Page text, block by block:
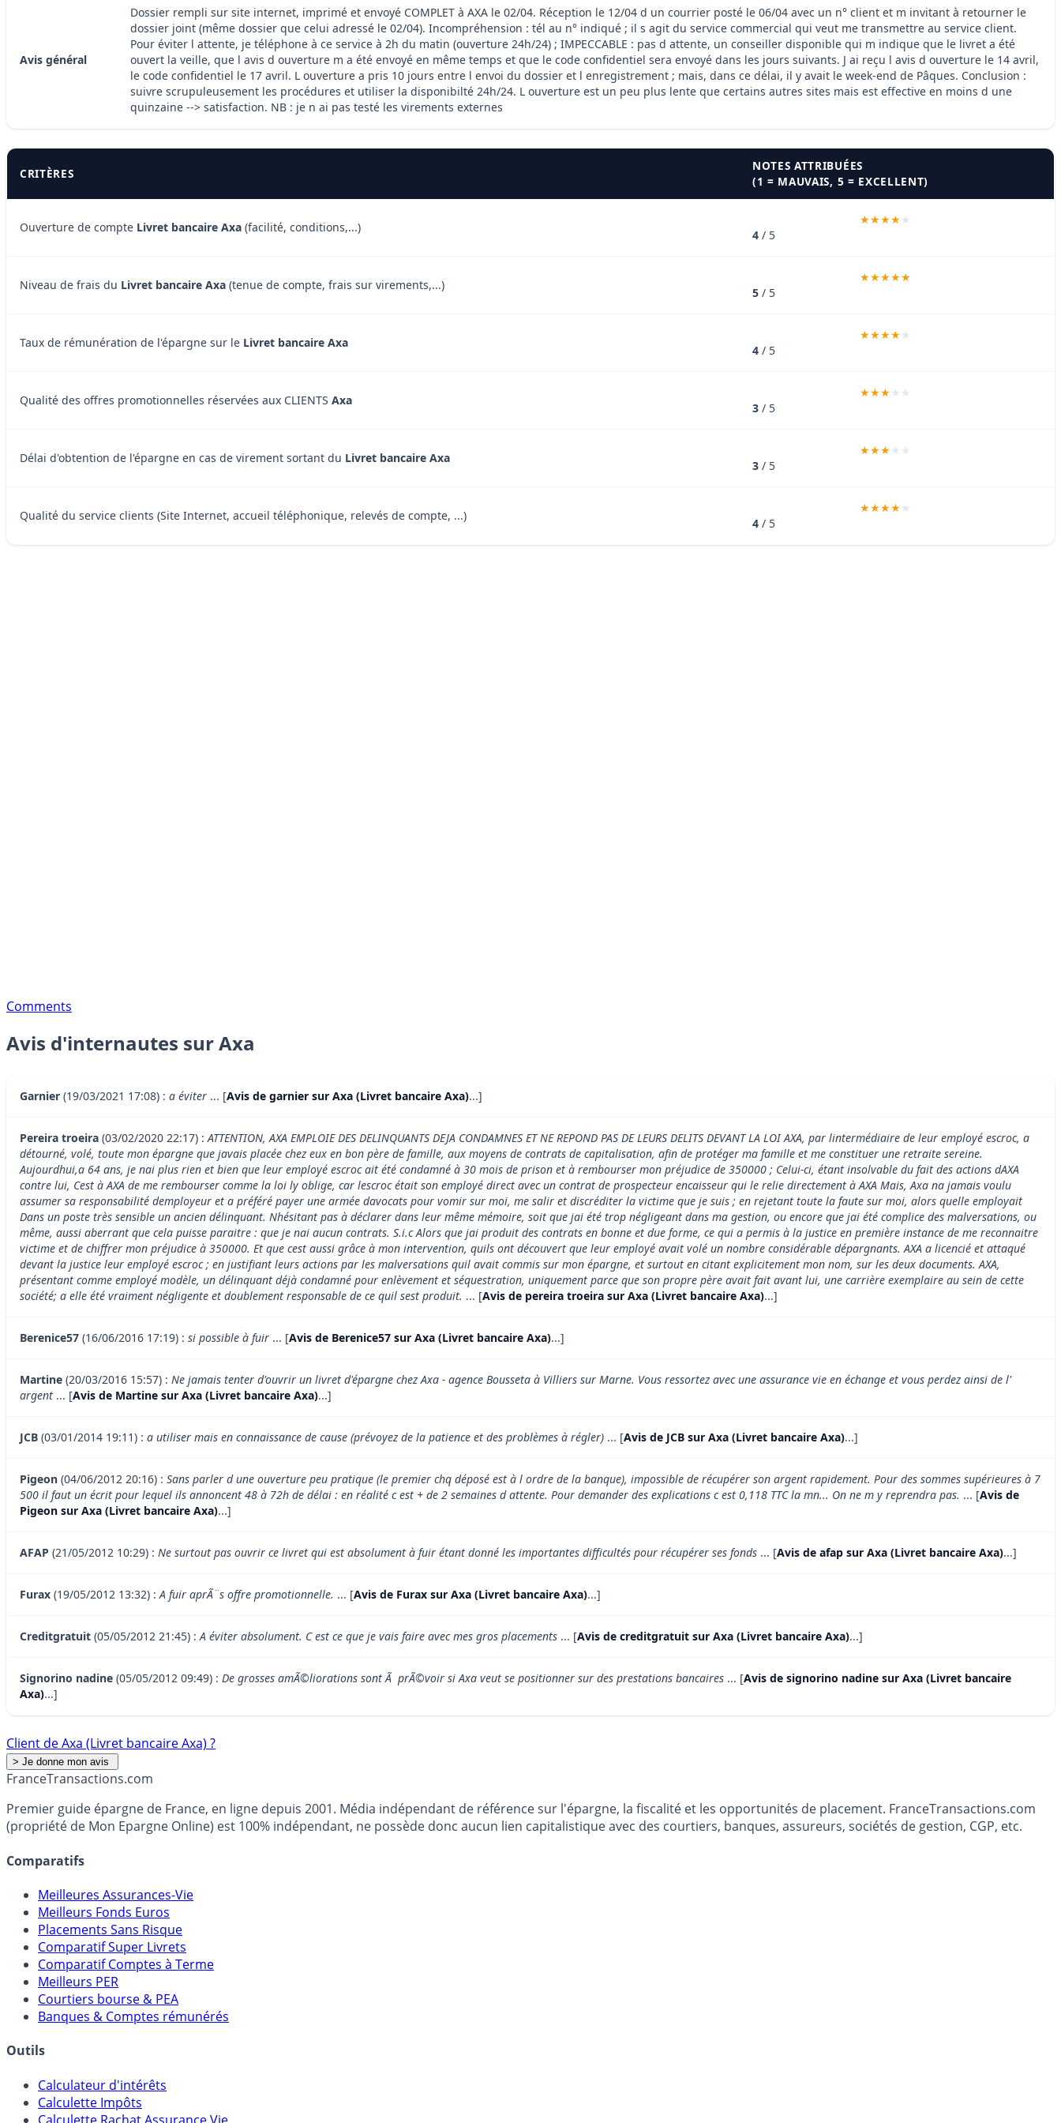
Avis général
Dossier rempli sur site internet, imprimé et envoyé COMPLET à AXA le 02/04. Réception le 12/04 d un courrier posté le 06/04 avec un n° client et m invitant à retourner le
dossier joint (même dossier que celui adressé le 02/04). Incompréhension : tél au n° indiqué ; il s agit du service commercial qui veut me transmettre au service client.
Pour éviter l attente, je téléphone à ce service à 2h du matin (ouverture 24h/24) ; IMPECCABLE : pas d attente, un conseiller disponible qui m indique que le livret a été
ouvert la veille, que l avis d ouverture m a été envoyé en même temps et que le code confidentiel sera envoyé dans les jours suivants. J ai reçu l avis d ouverture le 14 avril,
le code confidentiel le 17 avril. L ouverture a pris 10 jours entre l envoi du dossier et l enregistrement ; mais, dans ce délai, il y avait le week-end de Pâques. Conclusion :
suivre scrupuleusement les procédures et utiliser la disponibilté 24h/24. L ouverture est un peu plus lente que certains autres sites mais est effective en moins d une
quinzaine --> satisfaction. NB : je n ai pas testé les virements externes
CRITÈRES
NOTES ATTRIBUÉES
(1 = MAUVAIS, 5 = EXCELLENT)
Ouverture de compte Livret bancaire Axa (facilité, conditions,...)
4 / 5
Niveau de frais du Livret bancaire Axa (tenue de compte, frais sur virements,...)
5 / 5
Taux de rémunération de l'épargne sur le Livret bancaire Axa
4 / 5
Qualité des offres promotionnelles réservées aux CLIENTS Axa
3 / 5
Délai d'obtention de l'épargne en cas de virement sortant du Livret bancaire Axa
3 / 5
Qualité du service clients (Site Internet, accueil téléphonique, relevés de compte, ...)
4 / 5
Comments
Avis d'internautes sur Axa
Garnier (19/03/2021 17:08) : a éviter ... [Avis de garnier sur Axa (Livret bancaire Axa)...]
Pereira troeira (03/02/2020 22:17) :ATTENTION, AXA EMPLOIE DES DELINQUANTS DEJA CONDAMNES ET NE REPOND PAS DE LEURS DELITS DEVANT LA LOI AXA, par lintermédiaire de leur employé escroc, a
détourné, volé, toute mon épargne que javais placée chez eux en bon père de famille, aux moyens de contrats de capitalisation, afin de protéger ma famille et me constituer une retraite sereine.
Aujourdhui,a 64 ans, je nai plus rien et bien que leur employé escroc ait été condamné à 30 mois de prison et à rembourser mon préjudice de 350000 ; Celui-ci, étant insolvable du fait des actions dAXA
contre lui, Cest à AXA de me rembourser comme la loi ly oblige, car lescroc était son employé direct avec un contrat de prospecteur encaisseur qui le relie directement à AXA Mais, Axa na jamais voulu
assumer sa responsabilité demployeur et a préféré payer une armée davocats pour vomir sur moi, me salir et discréditer la victime que je suis ; en rejetant toute la faute sur moi, alors quelle employait
Dans un poste très sensible un ancien délinquant. Nhésitant pas à déclarer dans leur même mémoire, soit que jai été trop négligeant dans ma gestion, ou encore que jai été complice des malversations, ou
même, aussi aberrant que cela puisse paraitre : que je nai aucun contrats. S.i.c Alors que jai produit des contrats en bonne et due forme, ce qui a permis à la justice en première instance de me reconnaitre
victime et de chiffrer mon préjudice à 350000. Et que cest aussi grâce à mon intervention, quils ont découvert que leur employé avait volé un nombre considérable dépargnants. AXA a licencié et attaqué
devant la justice leur employé escroc ; en justifiant leurs actions par les malversations quil avait commis sur mon épargne, et surtout en citant explicitement mon nom, sur les deux documents. AXA,
présentant comme employé modèle, un délinquant déjà condamné pour enlèvement et séquestration, uniquement parce que son propre père avait fait avant lui, une carrière exemplaire au sein de cette
société; a elle été vraiment négligente et doublement responsable de ce quil sest produit. ... [Avis de pereira troeira sur Axa (Livret bancaire Axa)...]
Berenice57 (16/06/2016 17:19) : si possible à fuir ... [Avis de Berenice57 sur Axa (Livret bancaire Axa)...]
Martine (20/03/2016 15:57) : Ne jamais tenter d'ouvrir un livret d'épargne chez Axa - agence Bousseta à Villiers sur Marne. Vous ressortez avec une assurance vie en échange et vous perdez ainsi de l'
argent ... [Avis de Martine sur Axa (Livret bancaire Axa)...]
JCB (03/01/2014 19:11) : a utiliser mais en connaissance de cause (prévoyez de la patience et des problèmes à régler) ... [Avis de JCB sur Axa (Livret bancaire Axa)...]
Pigeon (04/06/2012 20:16) : Sans parler d une ouverture peu pratique (le premier chq déposé est à l ordre de la banque), impossible de récupérer son argent rapidement. Pour des sommes supérieures à 7
500 il faut un écrit pour lequel ils annoncent 48 à 72h de délai : en réalité c est + de 2 semaines d attente. Pour demander des explications c est 0,118 TTC la mn... On ne m y reprendra pas. ... [Avis de
Pigeon sur Axa (Livret bancaire Axa)...]
AFAP (21/05/2012 10:29) : Ne surtout pas ouvrir ce livret qui est absolument à fuir étant donné les importantes difficultés pour récupérer ses fonds ... [Avis de afap sur Axa (Livret bancaire Axa)...]
Furax (19/05/2012 13:32) :A fuir aprÃ¨s offre promotionnelle. ... [Avis de Furax sur Axa (Livret bancaire Axa)...]
Creditgratuit (05/05/2012 21:45) :A éviter absolument. C est ce que je vais faire avec mes gros placements ... [Avis de creditgratuit sur Axa (Livret bancaire Axa)...]
Signorino nadine (05/05/2012 09:49) : De grosses amÃ©liorations sont Ã prÃ©voir si Axa veut se positionner sur des prestations bancaires ... [Avis de signorino nadine sur Axa (Livret bancaire
Axa)...]
Client de Axa (Livret bancaire Axa) ?
FranceTransactions.com
Premier guide épargne de France, en ligne depuis 2001. Média indépendant de référence sur l'épargne, la fiscalité et les opportunités de placement. FranceTransactions.com
(propriété de Mon Epargne Online) est 100% indépendant, ne possède donc aucun lien capitalistique avec des courtiers, banques, assureurs, sociétés de gestion, CGP, etc.
Comparatifs
Meilleures Assurances-Vie
Meilleurs Fonds Euros
Placements Sans Risque
Comparatif Super Livrets
Comparatif Comptes à Terme
Meilleurs PER
Courtiers bourse & PEA
Banques & Comptes rémunérés
Outils
Calculateur d'intérêts
Calculette Impôts
Calculette Rachat Assurance Vie